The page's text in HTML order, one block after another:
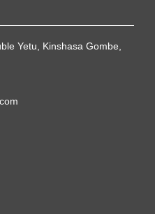
Yetu, Kinshasa Gombe,